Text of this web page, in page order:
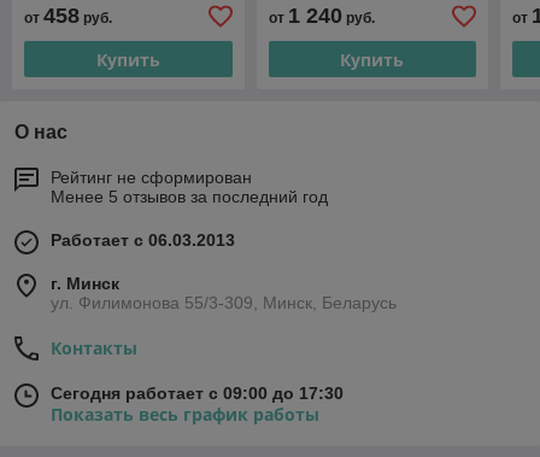
от 458 руб.
Купить
от 1 240руб.
Купить
от
О нас
Рейтинг не сформирован
Менее 5 отзывов за последний год
Работает с 06.03.2013
г. Минск
ул. Филимонова 55/3-309, Минск, Беларусь
Контакты
Сегодня работает с 09:00 до 17:30
Показать весь график работы